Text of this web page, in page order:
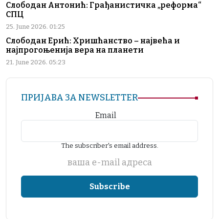
Слободан Антонић: Грађанистичка „реформа“
СПЦ
25. June 2026. 01:25
Слободан Ерић: Хришћанство – највећа и
најпрогоњенија вера на планети
21. June 2026. 05:23
ПРИЈАВА ЗА NEWSLETTER
Email
The subscriber's email address.
ваша е-mail адреса